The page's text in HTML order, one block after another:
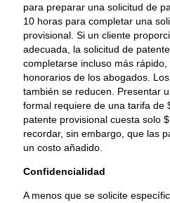
para preparar una solicitud de
10 horas para completar una
provisional. Si un cliente
adecuada, la solicitud de
completarse incluso más
honorarios de los abogados.
también se reducen. Presentar
formal requiere de una tarifa de
patente provisional cuesta solo
recordar, sin embargo, que las
un costo añadido.
Confidencialidad
A menos que se solicite